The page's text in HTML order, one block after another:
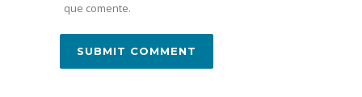
que comente.